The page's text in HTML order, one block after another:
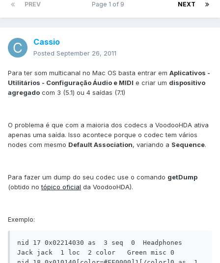
PREV NEXT
Page 1 of 9
Cassio
Posted September 26, 2011
Para ter som multicanal no Mac OS basta entrar em Aplicativos -
Utilitários - Configuração Áudio e MIDI e criar um dispositivo
agregado com 3 (5.1) ou 4 saídas (7.1)
O problema é que com a maioria dos codecs a VoodooHDA ativa
apenas uma saída. Isso acontece porque o codec tem vários
nodes com mesmo Default Association, variando a Sequence.
Para fazer um dump do seu codec use o comando getDump
(obtido notópico oficial da VoodooHDA).
Exemplo:
nid 17 0x02214030 as  3 seq  0	Headphones
Jack jack  1 loc  2 color   Green misc 0